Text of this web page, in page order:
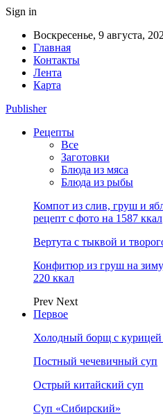
Sign in
Воскресенье, 9 августа,
Главная
Контакты
Лента
Карта
Publisher
Рецепты
Все
Заготовки
Блюда из мяса
Блюда из рыбы
Компот из слив, груш и
рецепт с фото на 1587 ккал
Вертута с тыквой и
Конфитюр из груш на
220 ккал
Prev Next
Первое
Холодный борщ с
Постный чечевичный суп
Острый китайский суп
Суп «Сибирский»